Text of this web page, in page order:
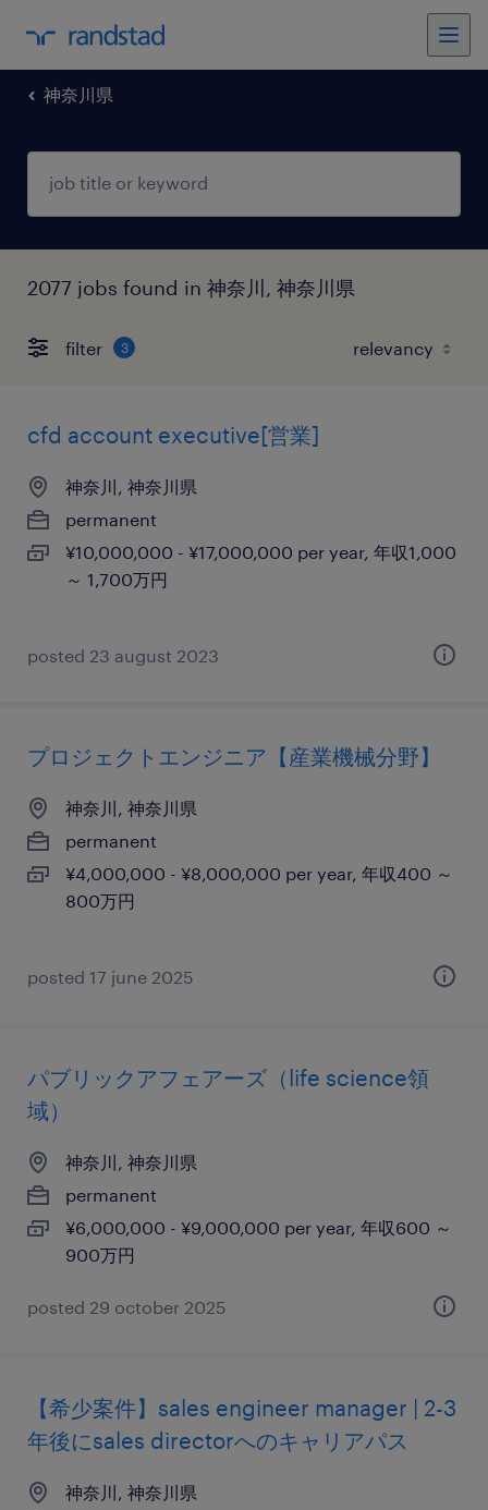
神奈川県
2077 jobs found in 神奈川, 神奈川県
filter 3
cfd account executive[営業]
神奈川, 神奈川県
permanent
¥10,000,000 - ¥17,000,000 per year, 年収1,000
～ 1,700万円
posted 23 august 2023
プロジェクトエンジニア【産業機械分野】
神奈川, 神奈川県
permanent
¥4,000,000 - ¥8,000,000 per year, 年収400 ～
800万円
posted 17 june 2025
パブリックアフェアーズ（life science領
域）
神奈川, 神奈川県
permanent
¥6,000,000 - ¥9,000,000 per year, 年収600 ～
900万円
posted 29 october 2025
【希少案件】sales engineer manager | 2-3
年後にsales directorへのキャリアパス
神奈川, 神奈川県